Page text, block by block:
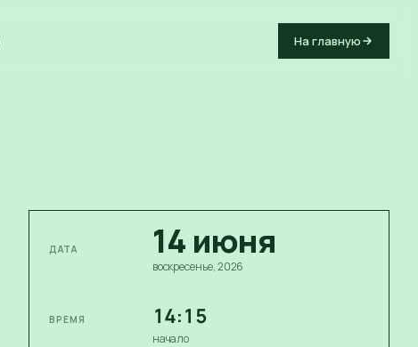
На главную
ДАТА 14 июня
воскресенье, 2026
ВРЕМЯ 14:15
начало